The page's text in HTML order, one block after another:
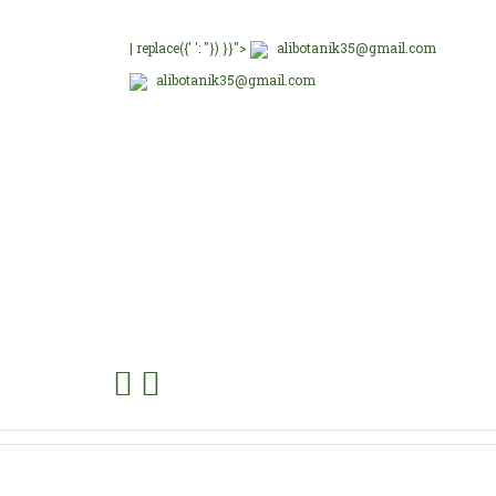
Bu
TC
| replace({' ': ''}) }}">
alibotanik35@gmail.com
alibotanik35@gmail.com